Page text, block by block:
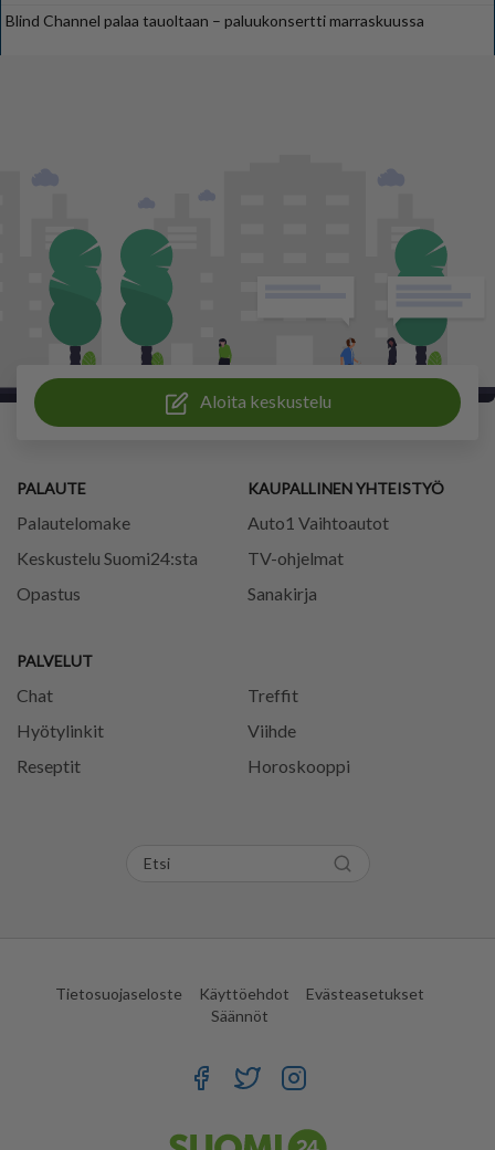
Blind Channel palaa tauoltaan – paluukonsertti marraskuussa
Aloita keskustelu
PALAUTE
Palautelomake
Keskustelu Suomi24:sta
Opastus
PALVELUT
Chat
Treffit
Hyötylinkit
Viihde
Reseptit
Horoskooppi
KAUPALLINEN YHTEISTYÖ
Auto1 Vaihtoautot
TV-ohjelmat
Sanakirja
Tietosuojaseloste Käyttöehdot
Evästeasetukset
Säännöt